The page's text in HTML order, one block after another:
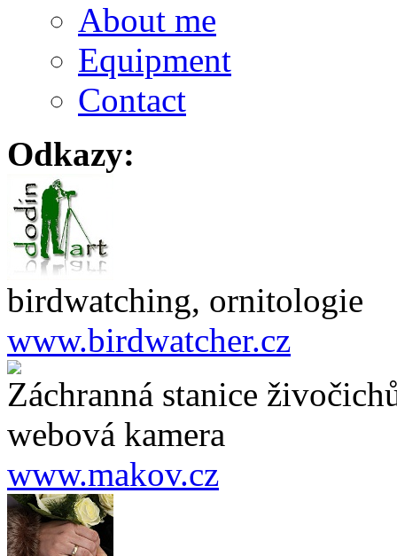
About me
Equipment
Contact
Odkazy:
birdwatching, ornitologie
www.birdwatcher.cz
Záchranná stanice
webová kamera
www.makov.cz